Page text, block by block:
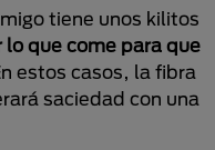
tiene unos kilitos
que come para que
estos casos, la fibra
saciedad con una